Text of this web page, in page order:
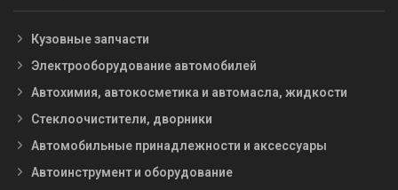
Кузовные запчасти
Электрооборудование автомобилей
Автохимия, автокосметика и автомасла, жидкости
Стеклоочистители, дворники
Автомобильные принадлежности и аксессуары
Автоинструмент и оборудование